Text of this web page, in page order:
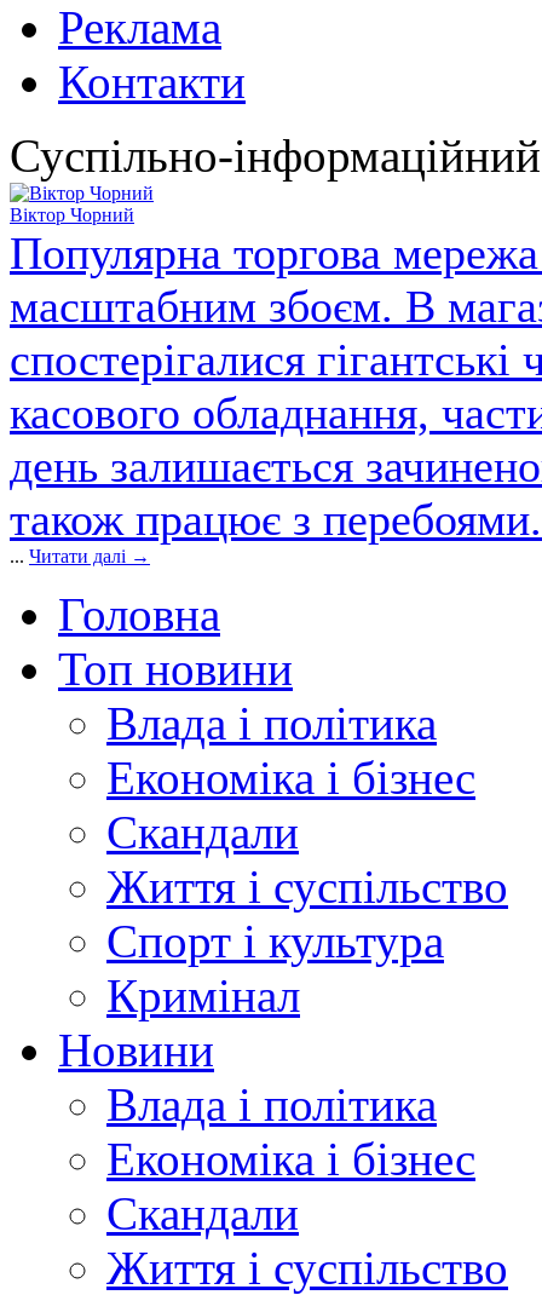
Реклама
Контакти
Суспільно-
Віктор Чорний
Популярна торгова
масштабним збоєм. В
спостерігалися
касового обладнання,
день залишається
також працює з
... Читати далі →
Головна
Топ новини
Влада і політика
Економіка і бізнес
Скандали
Життя і суспільство
Спорт і культура
Кримінал
Новини
Влада і політика
Економіка і бізнес
Скандали
Життя і суспільство